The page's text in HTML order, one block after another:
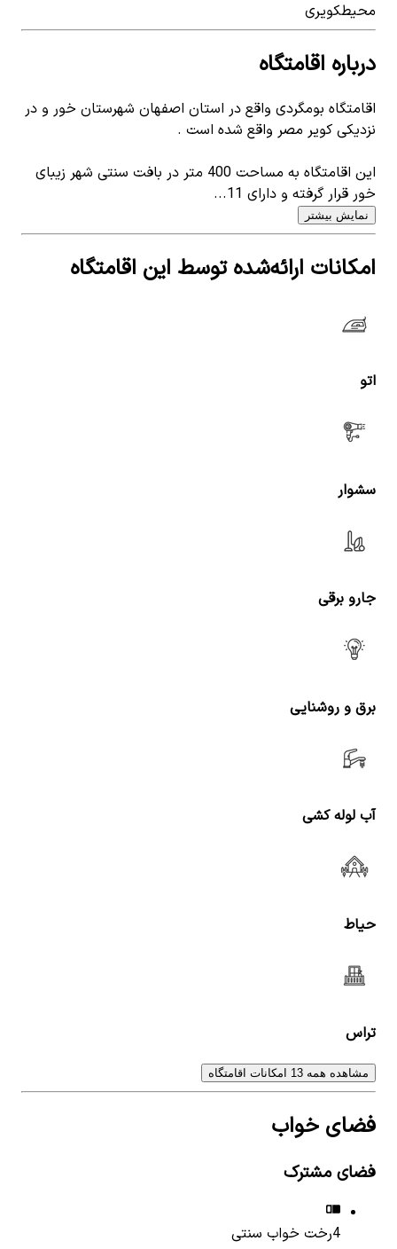
محیطکویری
درباره اقامتگاه
اقامتگاه بومگردی واقع در استان اصفهان شهرستان خور و در
نزدیکی کویر مصر واقع شده است .
این اقامتگاه به مساحت 400 متر در بافت سنتی شهر زیبای
خور قرار گرفته و دارای 11...
نمایش بیشتر
امکانات ارائه‌شده توسط این اقامتگاه
اتو
سشوار
جارو برقی
برق و روشنایی
آب لوله کشی
حیاط
تراس
مشاهده همه 13 امکانات اقامتگاه
فضای خواب
فضای مشترک
4رخت خواب سنتی